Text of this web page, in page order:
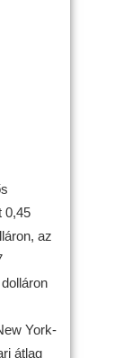
0,45
az
York-
átlag